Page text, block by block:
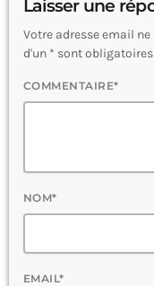
Laisser une
Votre adresse email
d'un * sont obligatoires
COMMENTAIRE*
NOM*
EMAIL*